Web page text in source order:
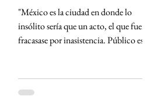
"México es la ciudad en donde lo
insólito sería que un acto, el que fuera,
fracasase por inasistencia. Público es lo
de México, en cambio, primero se lee."
Creo que conocí la Ciudad de México